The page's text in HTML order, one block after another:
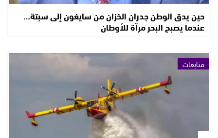
حين يدق الوطن جدران الخزان من سايغون إلى سبتة…
عندما يصبح البحر مرآة للأوطان
متابعات